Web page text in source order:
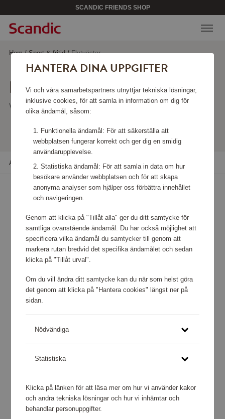
SCANDIC FRIENDS SHOP
Hem/Sport & fritid/Flytvästar
FLYTVÄSTAR
Visar 16 produkter
Alla filter Sortera
HANTERA DINA UPPGIFTER
Vi och våra samarbetspartners utnyttjar tekniska lösningar,
inklusive cookies, för att samla in information om dig för
olika ändamål, såsom:
Funktionella ändamål: För att säkerställa att
webbplatsen fungerar korrekt och ger dig en smidig
användarupplevelse.
Statistiska ändamål: För att samla in data om hur
besökare använder webbplatsen och för att skapa
anonyma analyser som hjälper oss förbättra innehållet
och navigeringen.
Genom att klicka på "Tillåt alla" ger du ditt samtycke för
samtliga ovanstående ändamål. Du har också möjlighet att
specificera vilka ändamål du samtycker till genom att
markera rutan bredvid det specifika ändamålet och sedan
klicka på "Tillåt urval".
Om du vill ändra ditt samtycke kan du när som helst göra
det genom att klicka på "Hantera cookies" längst ner på
sidan.
Nödvändiga
Statistiska
Klicka på länken för att läsa mer om hur vi använder kakor
och andra tekniska lösningar och hur vi inhämtar och
behandlar personuppgifter.